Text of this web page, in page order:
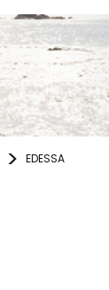
EDESSA